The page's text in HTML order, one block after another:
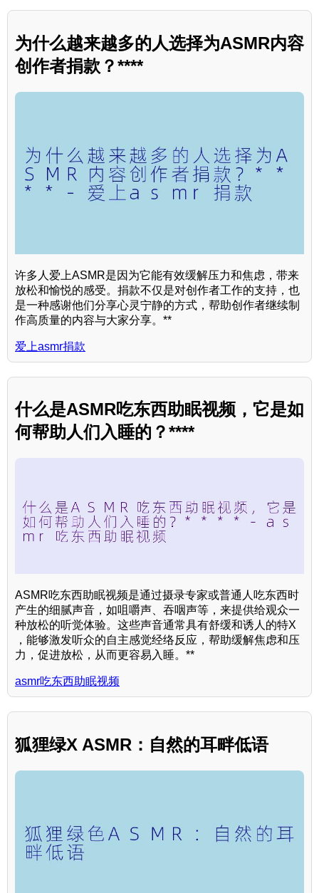
为什么越来越多的人选择为ASMR内容
创作者捐款？****
许多人爱上ASMR是因为它能有效缓解压力和焦虑，带来
放松和愉悦的感受。捐款不仅是对创作者工作的支持，也
是一种感谢他们分享心灵宁静的方式，帮助创作者继续制
作高质量的内容与大家分享。**
爱上asmr捐款
什么是ASMR吃东西助眠视频，它是如
何帮助人们入睡的？****
ASMR吃东西助眠视频是通过摄录专家或普通人吃东西时
产生的细腻声音，如咀嚼声、吞咽声等，来提供给观众一
种放松的听觉体验。这些声音通常具有舒缓和诱人的特X
，能够激发听众的自主感觉经络反应，帮助缓解焦虑和压
力，促进放松，从而更容易入睡。**
asmr吃东西助眠视频
狐狸绿X ASMR：自然的耳畔低语